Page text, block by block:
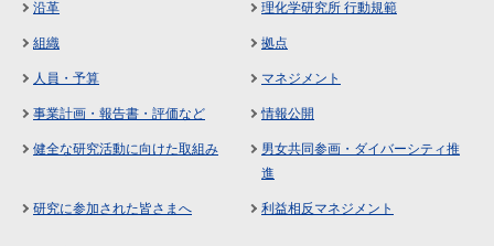
沿革 理化学研究所 行動規範
組織 拠点
人員・予算 マネジメント
事業計画・報告書・評価など 情報公開
健全な研究活動に向けた取組み
男女共同参画・ダイバーシティ推
進
研究に参加された皆さまへ 利益相反マネジメント